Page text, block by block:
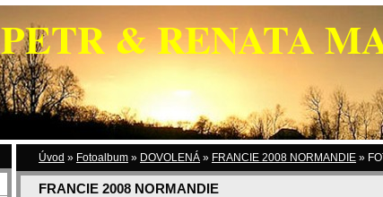
PETR & RENATA
Úvod » Fotoalbum » DOVOLENÁ » FRANCIE 2008 NORMANDIE »
FRANCIE 2008 NORMANDIE